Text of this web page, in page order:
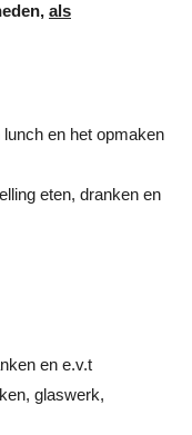
als
en het opmaken
eten, dranken en
en e.v.t
glaswerk,